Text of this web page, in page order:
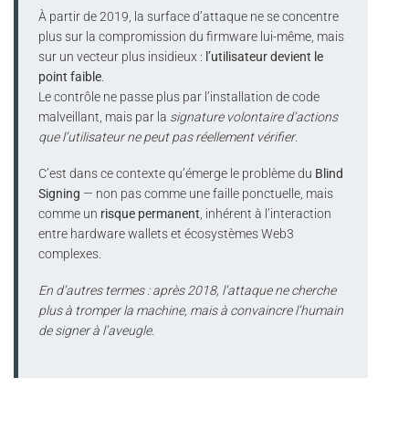
À partir de 2019, la surface d’attaque ne se concentre
plus sur la compromission du firmware lui-même, mais
sur un vecteur plus insidieux : l’utilisateur devient le
point faible
Le contrôle ne passe plus par l’installation de code
malveillant, mais par la signature volontaire d’actions
que l’utilisateur ne peut pas réellement vérifier.
C’est dans ce contexte qu’émerge le problème du Blind
Signing — non pas comme une faille ponctuelle, mais
comme un risque permanent , inhérent à l’interaction
entre hardware wallets et écosystèmes Web3
complexes.
En d’autres termes : après 2018, l’attaque ne cherche
plus à tromper la machine, mais à convaincre l’humain
de signer à l’aveugle.